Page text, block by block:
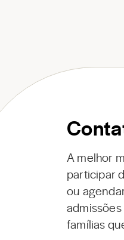
A melhor
participar
ou
famílias